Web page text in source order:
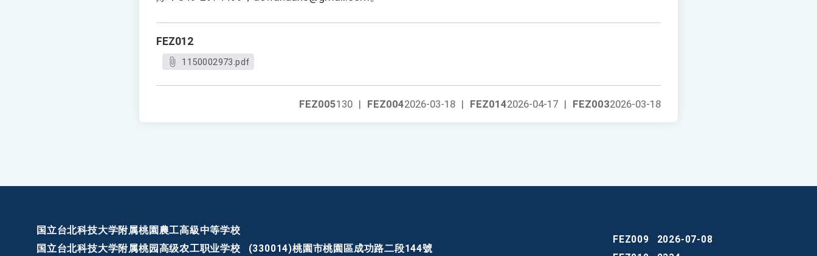
FEZ012
1150002973.pdf
FEZ0032026-03-18
FEZ0142026-04-17 |
FEZ0042026-03-18 |
FEZ005130 |
国立台北科技大学附属桃園農工高級中等学校
国立台北科技大学附属桃园高级农工职业学校
(330014)桃園市桃園區成功路二段144號
FEZ009
2026-07-08